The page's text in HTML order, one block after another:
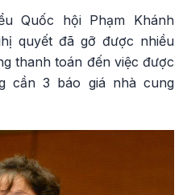
Quốc hội Phạm Khánh
quyết đã gỡ được nhiều
thanh toán đến việc được
cần 3 báo giá nhà cung